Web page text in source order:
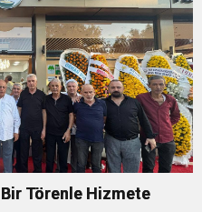
Törenle Hizmete